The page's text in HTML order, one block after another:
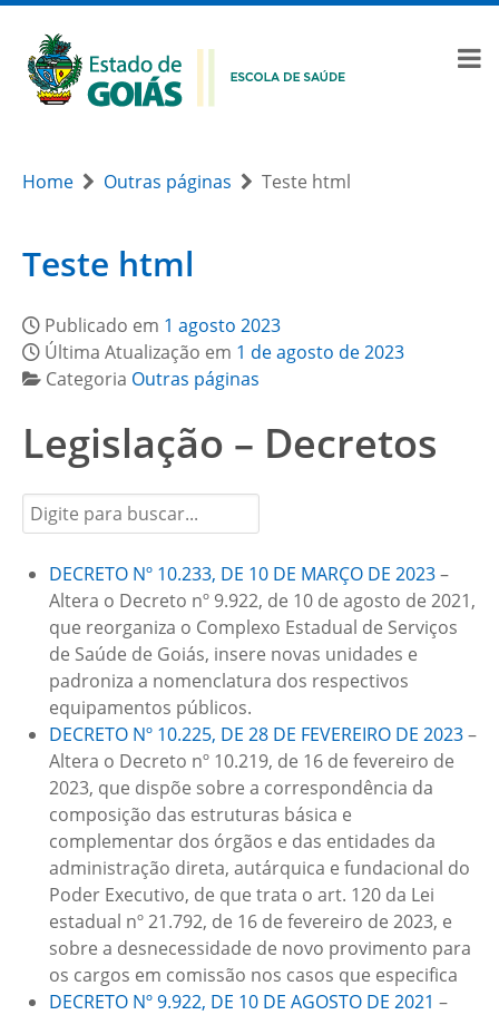
Home Outras páginas Teste html
Teste html
Publicado em 1 agosto 2023
Última Atualização em 1 de agosto de 2023
Categoria Outras páginas
Legislação – Decretos
DECRETO Nº 10.233, DE 10 DE MARÇO DE 2023–
Altera o Decreto nº 9.922, de 10 de agosto de 2021,
que reorganiza o Complexo Estadual de Serviços
de Saúde de Goiás, insere novas unidades e
padroniza a nomenclatura dos respectivos
equipamentos públicos.
DECRETO Nº 10.225, DE 28 DE FEVEREIRO DE 2023–
Altera o Decreto nº 10.219, de 16 de fevereiro de
2023, que dispõe sobre a correspondência da
composição das estruturas básica e
complementar dos órgãos e das entidades da
administração direta, autárquica e fundacional do
Poder Executivo, de que trata o art. 120 da Lei
estadual nº 21.792, de 16 de fevereiro de 2023, e
sobre a desnecessidade de novo provimento para
os cargos em comissão nos casos que especifica
DECRETO Nº 9.922, DE 10 DE AGOSTO DE 2021 –